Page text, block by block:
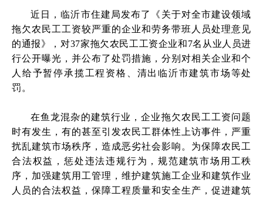
近日，临沂市住建局发布了《关于对全市建设领域
拖欠农民工工资较严重的企业和劳务带班人员处理意见
的通报》，对37家拖欠农民工工资企业和7名从业人员进
行公开曝光，并公布了处罚措施，分别对相关企业和个
人给予暂停承揽工程资格、清出临沂市建筑市场等处
罚。
在鱼龙混杂的建筑行业，企业拖欠农民工工资问题
时有发生，有的甚至引发农民工群体性上访事件，严重
扰乱建筑市场秩序，造成恶劣社会影响。为保障农民工
合法权益，惩处违法违规行为，规范建筑市场用工秩
序，加强建筑用工管理，维护建筑施工企业和建筑作业
人员的合法权益，保障工程质量和安全生产，促进建筑